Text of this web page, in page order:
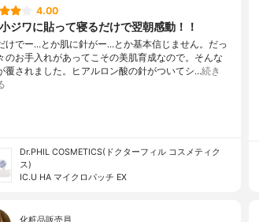
4.00
ジワに貼って寝るだけで翌朝感動！！
けでー...とか肌に針がー...とか基本信じません。だっ
のお手入れがあってこその美肌育成なので。そんな
覆されました。ヒアルロン酸の針がついてシ…続き
Dr.PHIL COSMETICS(ドクターフィル コスメティク
ス)
IC.U HA マイクロパッチ EX
化粧品販売員